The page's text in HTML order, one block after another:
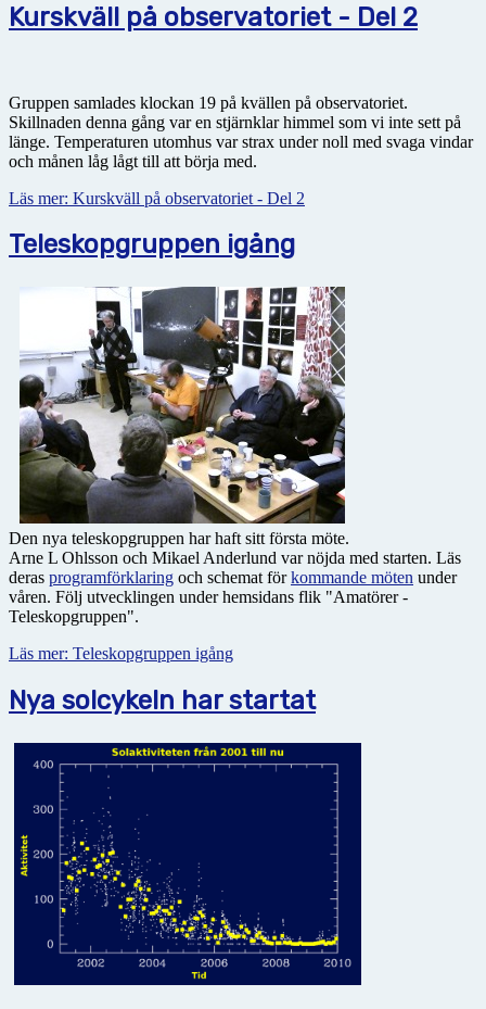
Kurskväll på observatoriet - Del 2
Gruppen samlades klockan 19 på kvällen på observatoriet.
Skillnaden denna gång var en stjärnklar himmel som vi inte sett på
länge. Temperaturen utomhus var strax under noll med svaga vindar
och månen låg lågt till att börja med.
Läs mer: Kurskväll på observatoriet - Del 2
Teleskopgruppen igång
Den nya teleskopgruppen har haft sitt första möte.
Arne L Ohlsson och Mikael Anderlund var nöjda med starten. Läs
deras programförklaring och schemat förkommande möten under
våren. Följ utvecklingen under hemsidans flik "Amatörer -
Teleskopgruppen".
Läs mer: Teleskopgruppen igång
Nya solcykeln har startat